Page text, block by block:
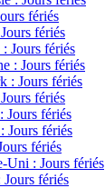
fériés
fériés
Jours fériés
: Jours fériés
: Jours fériés
fériés
Jours fériés
Jours fériés
fériés
Uni : Jours fériés
fériés